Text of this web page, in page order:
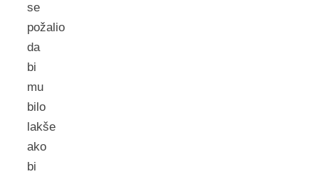
se
požalio
da
bi
mu
bilo
lakše
ako
bi